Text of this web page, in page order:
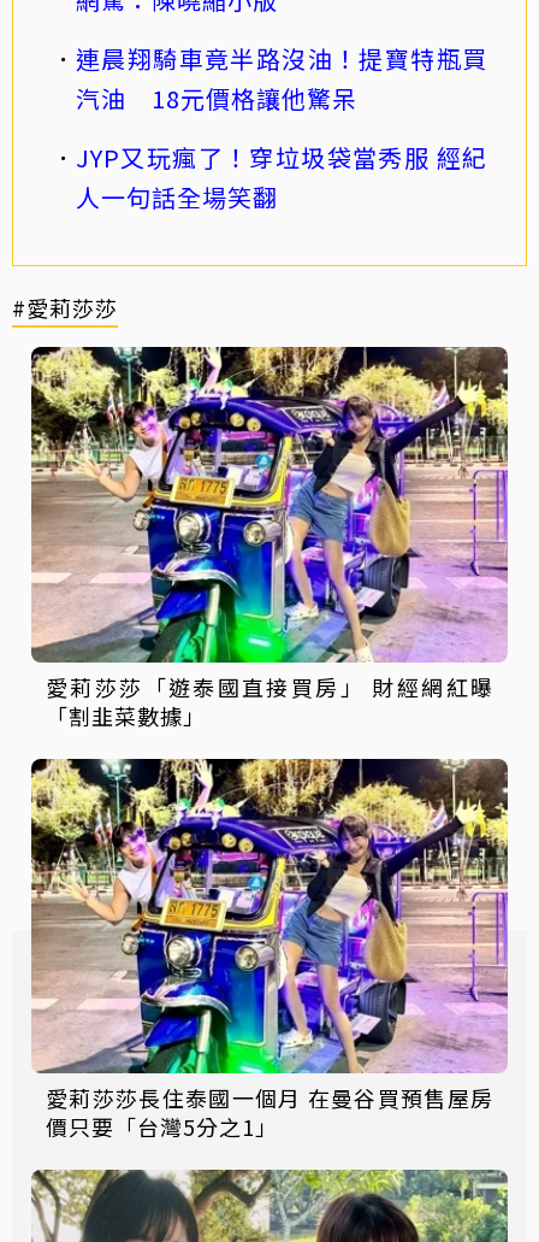
連晨翔騎車竟半路沒油！提寶特瓶買
汽油 18元價格讓他驚呆
JYP又玩瘋了！穿垃圾袋當秀服 經紀
人一句話全場笑翻
#愛莉莎莎
愛莉莎莎「遊泰國直接買房」 財經網紅曝
「割韭菜數據」
愛莉莎莎長住泰國一個月 在曼谷買預售屋房
價只要「台灣5分之1」